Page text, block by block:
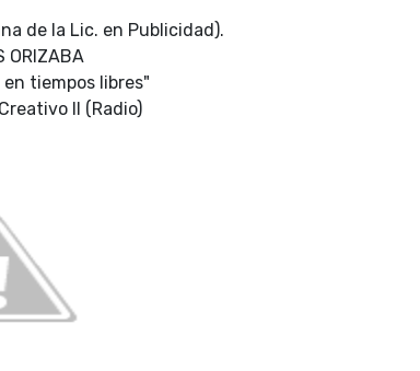
de la Lic. en Publicidad).
ORIZABA
tiempos libres"
II (Radio)